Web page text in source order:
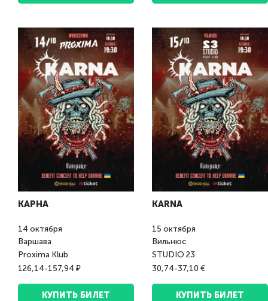
КАРНА
14 октября
Варшава
Proxima Klub
126,14-157,94 ₽
КУПИТЬ БИЛЕТ
KARNA
15 октября
Вильнюс
STUDIO 23
30,74-37,10 €
КУПИТЬ БИЛЕТ